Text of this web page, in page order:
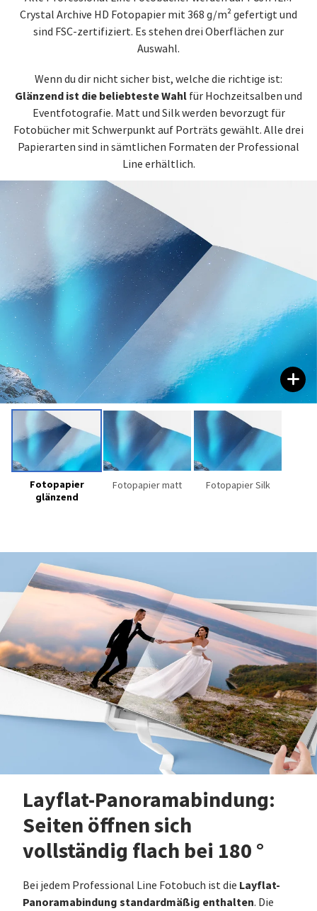
Crystal Archive HD Fotopapier mit 368 g/m² gefertigt und
sind FSC-zertifiziert. Es stehen drei Oberflächen zur
Auswahl.
Wenn du dir nicht sicher bist, welche die richtige ist:
Glänzend ist die beliebteste Wahl für Hochzeitsalben und
Eventfotografie. Matt und Silk werden bevorzugt für
Fotobücher mit Schwerpunkt auf Porträts gewählt. Alle drei
Papierarten sind in sämtlichen Formaten der Professional
Line erhältlich.
Fotopapier
glänzend
Fotopapier matt Fotopapier Silk
Layflat-Panoramabindung:
Seiten öffnen sich
vollständig flach bei 180 °
Bei jedem Professional Line Fotobuch ist die Layflat-
Panoramabindung standardmäßig enthalten. Die